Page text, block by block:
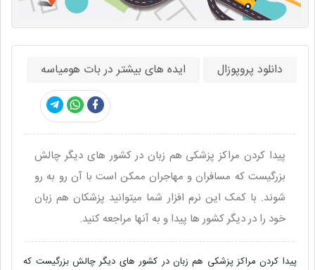
دانلود پروپوزال ایده های بیشتر در بات هومیاسه
پیدا کردن مراکز پزشکی هم زبان در کشور های دیگر چالش
بزرگیست که مسافران و مهاجران ممکن است با آن رو به رو
شوند. با کمک این نرم افزار شما میتوانید پزشکان هم زبان
خود را در دیگر کشور ها پیدا و به آنها مراجعه کنید.
پیدا کردن مراکز پزشکی هم زبان در کشور های دیگر چالش بزرگیست که